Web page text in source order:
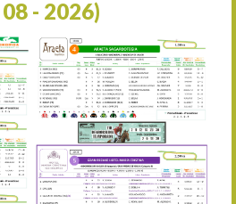
Uztailaren 5a / 5 de julio
11:30 Uztailaren 12a / 12 de
11:30 Uztailaren 19a / 19 de
11:30 Uztailaren 25a / 25 de
17:30 Abuztuaren 2a / 2 de
17:30 Abuztuaren 9a / 9 de
- 2026)